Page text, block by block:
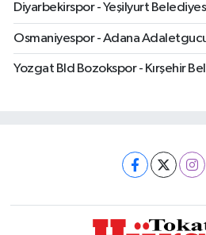
Diyarbekirspor - Yeşilyurt
Osmaniyespor - Adana
Yozgat Bld Bozokspor - Kırşehir